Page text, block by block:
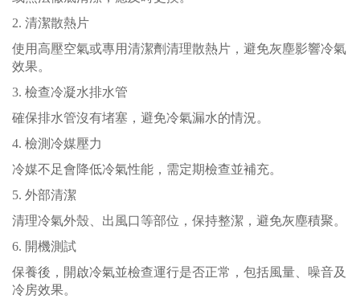
2. 清潔散熱片
使用高壓空氣或專用清潔劑清理散熱片，避免灰塵影響冷氣
效果。
3. 檢查冷凝水排水管
確保排水管沒有堵塞，避免冷氣漏水的情況。
4. 檢測冷媒壓力
冷媒不足會降低冷氣性能，需定期檢查並補充。
5. 外部清潔
清理冷氣外殼、出風口等部位，保持整潔，避免灰塵積聚。
6. 開機測試
保養後，開啟冷氣並檢查運行是否正常，包括風量、噪音及
冷房效果。